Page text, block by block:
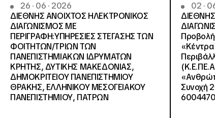
26 · 06 · 2026
ΔΙΕΘΝΗΣ ΑΝΟΙΧΤΟΣ ΗΛΕΚΤΡΟΝΙΚΟΣ
ΔΙΑΓΩΝΙΣΜΟΣ ΜΕ
ΠΕΡΙΓΡΑΦΗ:ΥΠΗΡΕΣΙΕΣ ΣΤΕΓΑΣΗΣ ΤΩΝ
ΦΟΙΤΗΤΩΝ/ΤΡΙΩΝ ΤΩΝ
ΠΑΝΕΠΙΣΤΗΜΙΑΚΩΝ ΙΔΡΥΜΑΤΩΝ
KΡΗΤΗΣ, ΔΥΤΙΚΗΣ ΜΑΚΕΔΟΝΙΑΣ,
ΔΗΜΟΚΡΙΤΕΙΟΥ ΠΑΝΕΠΙΣΤΗΜΙΟΥ
ΘΡΑΚΗΣ, ΕΛΛΗΝΙΚΟΥ ΜΕΣΟΓΕΙΑΚΟΥ
ΠΑΝΕΠΙΣΤΗΜΙΟΥ, ΠΑΤΡΩΝ
02 ·
«Κέντρα
Συνοχή